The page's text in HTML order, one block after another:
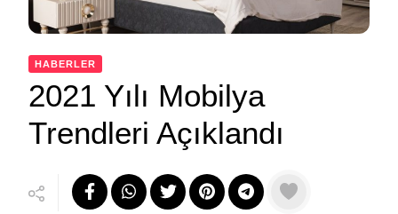
HABERLER
2021 Yılı Mobilya
Trendleri Açıklandı